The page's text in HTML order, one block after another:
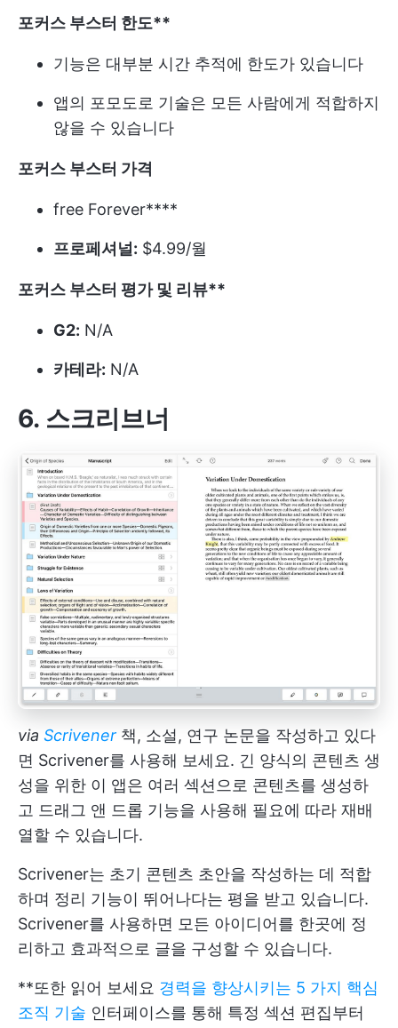
포커스 부스터 한도**
기능은 대부분 시간 추적에 한도가 있습니다
앱의 포모도로 기술은 모든 사람에게 적합하지
않을 수 있습니다
포커스 부스터 가격
free Forever****
프로페셔널: $4.99/월
포커스 부스터 평가 및 리뷰**
G2: N/A
카테라: N/A
6. 스크리브너
via Scrivener 책, 소설, 연구 논문을 작성하고 있다
면 Scrivener를 사용해 보세요. 긴 양식의 콘텐츠 생
성을 위한 이 앱은 여러 섹션으로 콘텐츠를 생성하
고 드래그 앤 드롭 기능을 사용해 필요에 따라 재배
열할 수 있습니다.
Scrivener는 초기 콘텐츠 초안을 작성하는 데 적합
하며 정리 기능이 뛰어나다는 평을 받고 있습니다.
Scrivener를 사용하면 모든 아이디어를 한곳에 정
리하고 효과적으로 글을 구성할 수 있습니다.
**또한 읽어 보세요 경력을 향상시키는 5 가지 핵심
조직 기술 인터페이스를 통해 특정 섹션 편집부터